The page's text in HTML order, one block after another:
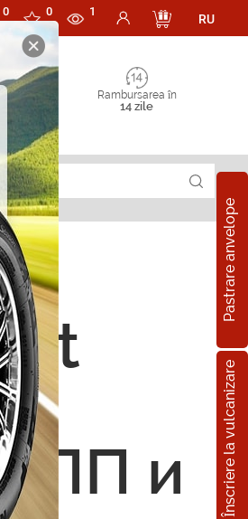
0 0 1
RU
Rambursarea în
14 zile
Pastrare anvelope
Înscriere la vulcanizare
и